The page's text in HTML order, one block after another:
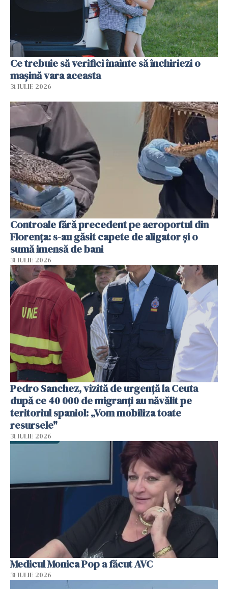
Ce trebuie să verifici înainte să închiriezi o
mașină vara aceasta
31 IULIE 2026
Controale fără precedent pe aeroportul din
Florența: s-au găsit capete de aligator și o
sumă imensă de bani
31 IULIE 2026
Pedro Sanchez, vizită de urgență la Ceuta
după ce 40 000 de migranți au năvălit pe
teritoriul spaniol: „Vom mobiliza toate
resursele"
31 IULIE 2026
Medicul Monica Pop a făcut AVC
31 IULIE 2026